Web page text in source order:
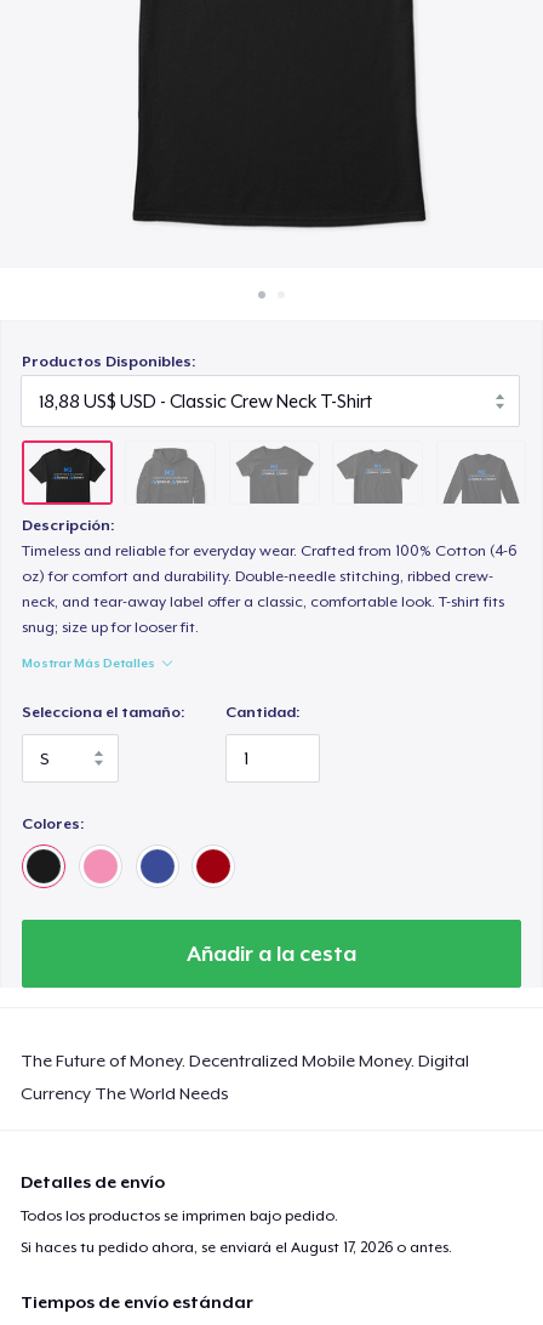
Productos Disponibles:
Descripción:
Timeless and reliable for everyday wear. Crafted from 100% Cotton (4-6
oz) for comfort and durability. Double-needle stitching, ribbed crew-
neck, and tear-away label offer a classic, comfortable look. T-shirt fits
snug; size up for looser fit.
Mostrar Más Detalles
Selecciona el tamaño: Cantidad:
Colores:
Añadir a la cesta
The Future of Money. Decentralized Mobile Money. Digital
Currency The World Needs
Detalles de envío
Todos los productos se imprimen bajo pedido.
Si haces tu pedido ahora, se enviará elAugust 17, 2026 o antes.
Tiempos de envío estándar
20,88 US$
19,88 US$
Classic Long Sleeve Tee
22,88 US$